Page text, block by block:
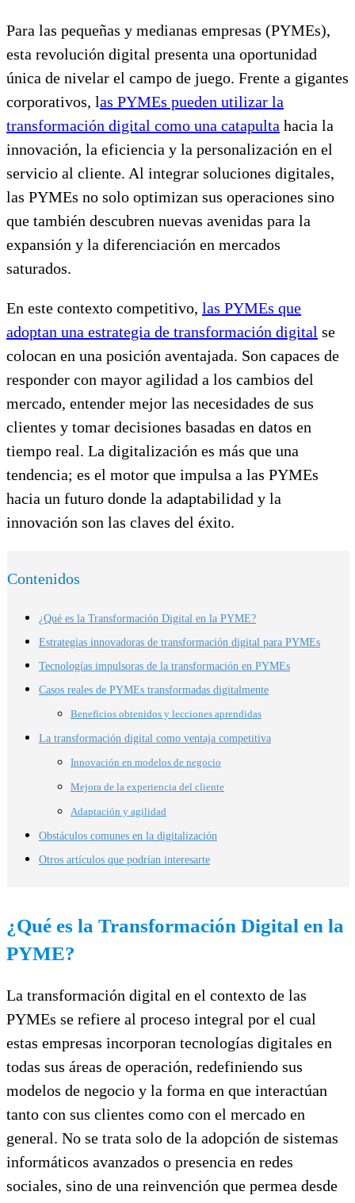
Para las pequeñas y medianas empresas (PYMEs),
esta revolución digital presenta una oportunidad
única de nivelar el campo de juego. Frente a gigantes
corporativos, las PYMEs pueden utilizar la
transformación digital como una catapulta hacia la
innovación, la eficiencia y la personalización en el
servicio al cliente. Al integrar soluciones digitales,
las PYMEs no solo optimizan sus operaciones sino
que también descubren nuevas avenidas para la
expansión y la diferenciación en mercados
saturados.
En este contexto competitivo, las PYMEs que
adoptan una estrategia de transformación digital se
colocan en una posición aventajada. Son capaces de
responder con mayor agilidad a los cambios del
mercado, entender mejor las necesidades de sus
clientes y tomar decisiones basadas en datos en
tiempo real. La digitalización es más que una
tendencia; es el motor que impulsa a las PYMEs
hacia un futuro donde la adaptabilidad y la
innovación son las claves del éxito.
Contenidos
¿Qué es la Transformación Digital en la PYME?
Estrategias innovadoras de transformación digital para PYMEs
Tecnologías impulsoras de la transformación en PYMEs
Casos reales de PYMEs transformadas digitalmente
Beneficios obtenidos y lecciones aprendidas
La transformación digital como ventaja competitiva
Innovación en modelos de negocio
Mejora de la experiencia del cliente
Adaptación y agilidad
Obstáculos comunes en la digitalización
Otros artículos que podrían interesarte
¿Qué es la Transformación Digital en la
PYME?
La transformación digital en el contexto de las
PYMEs se refiere al proceso integral por el cual
estas empresas incorporan tecnologías digitales en
todas sus áreas de operación, redefiniendo sus
modelos de negocio y la forma en que interactúan
tanto con sus clientes como con el mercado en
general. No se trata solo de la adopción de sistemas
informáticos avanzados o presencia en redes
sociales, sino de una reinvención que permea desde